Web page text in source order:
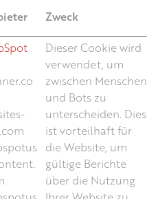
Zweck
Dieser Cookie wird
verwendet, um
zwischen Menschen
und Bots zu
unterscheiden. Dies
ist vorteilhaft für
die Website, um
gültige Berichte
über die Nutzung